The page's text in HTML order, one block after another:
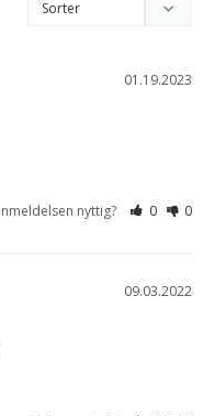
01.19.2023
nyttig? 0 0
09.03.2022